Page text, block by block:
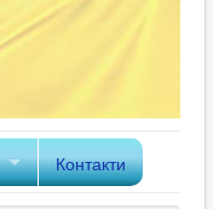
Контакти